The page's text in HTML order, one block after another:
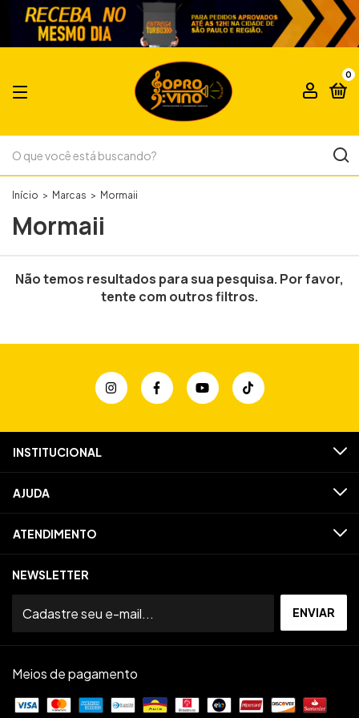
0
Início > Marcas > Mormaii
Mormaii
Não temos resultados para sua pesquisa. Por favor,
tente com outros filtros.
INSTITUCIONAL
AJUDA
ATENDIMENTO
NEWSLETTER
Meios de pagamento